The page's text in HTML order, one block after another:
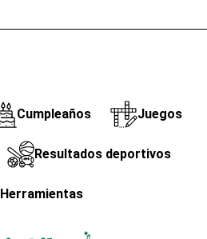
Cumpleaños Juegos
Resultados deportivos
Herramientas